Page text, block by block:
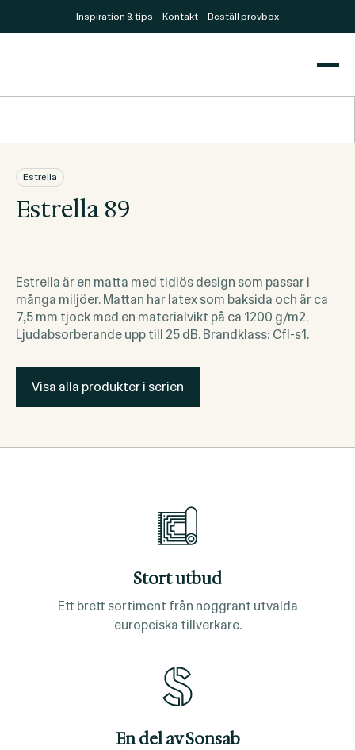
Inspiration & tips Kontakt Beställ provbox
Estrella
Estrella 89
Estrella är en matta med tidlös design som passar i
många miljöer. Mattan har latex som baksida och är ca
7,5 mm tjock med en materialvikt på ca 1200 g/m2.
Ljudabsorberande upp till 25 dB. Brandklass: Cfl-s1.
Visa alla produkter i serien
Stort utbud
Ett brett sortiment från noggrant utvalda
europeiska tillverkare.
En del av Sonsab